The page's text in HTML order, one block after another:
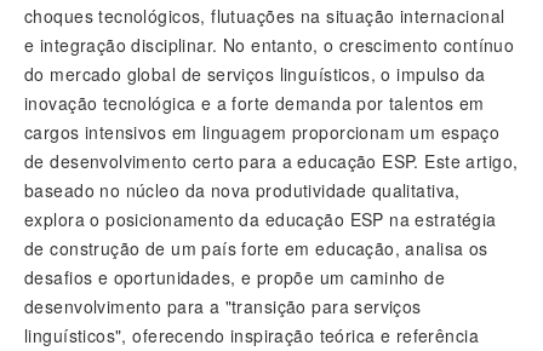
choques tecnológicos, flutuações na situação internacional
e integração disciplinar. No entanto, o crescimento contínuo
do mercado global de serviços linguísticos, o impulso da
inovação tecnológica e a forte demanda por talentos em
cargos intensivos em linguagem proporcionam um espaço
de desenvolvimento certo para a educação ESP. Este artigo,
baseado no núcleo da nova produtividade qualitativa,
explora o posicionamento da educação ESP na estratégia
de construção de um país forte em educação, analisa os
desafios e oportunidades, e propõe um caminho de
desenvolvimento para a "transição para serviços
linguísticos", oferecendo inspiração teórica e referência